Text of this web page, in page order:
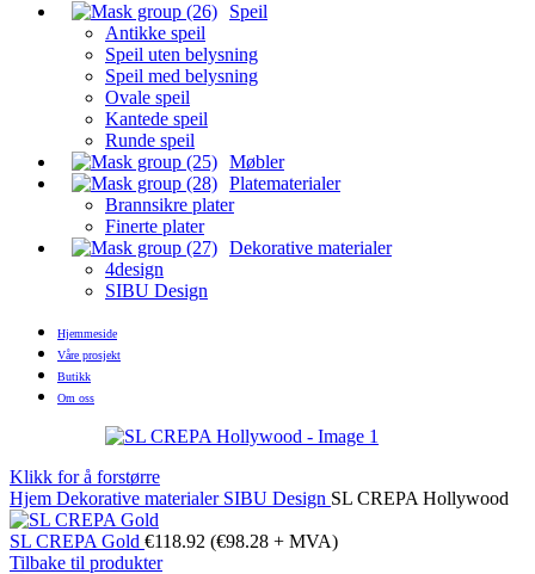
Speil
Antikke speil
Speil uten belysning
Speil med belysning
Ovale speil
Kantede speil
Runde speil
Møbler
Platematerialer
Brannsikre plater
Finerte plater
Dekorative materialer
4design
SIBU Design
Hjemmeside
Våre prosjekt
Butikk
Om oss
Klikk for å forstørre
Hjem Dekorative materialer SIBU Design SL CREPA Hollywood
SL CREPA Gold €118.92 (€98.28 + MVA)
Tilbake til produkter